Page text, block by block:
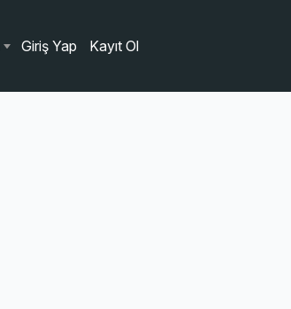
Giriş Yap Kayıt Ol